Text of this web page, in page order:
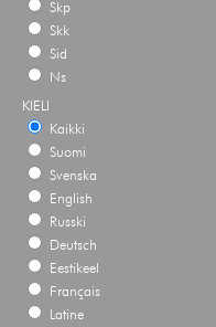
Skp
Skk
Sid
Ns
KIELI
Kaikki
Suomi
Svenska
English
Russki
Deutsch
Eestikeel
Français
Latine